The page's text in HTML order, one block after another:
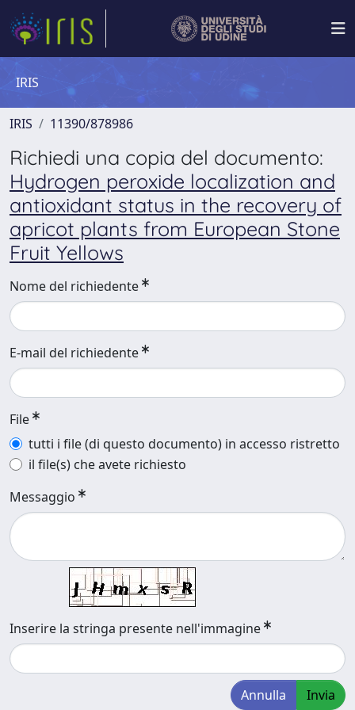
IRIS
IRIS 11390/878986
Richiedi una copia del documento:
Hydrogen peroxide localization and
antioxidant status in the recovery of
apricot plants from European Stone
Fruit Yellows
Nome del richiedente
E-mail del richiedente
File
tutti i file (di questo documento) in accesso ristretto
il file(s) che avete richiesto
Messaggio
Inserire la stringa presente nell'immagine
Annulla Invia